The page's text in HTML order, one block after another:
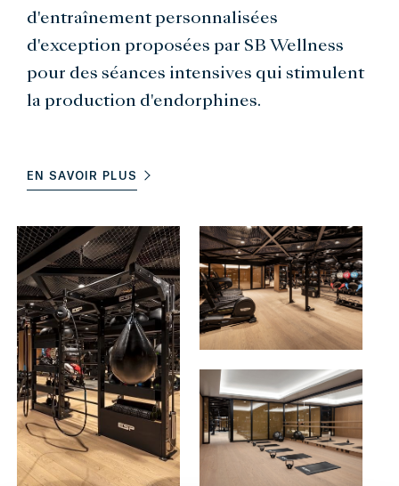
d'entraînement personnalisées
d'exception proposées par SB Wellness
pour des séances intensives qui stimulent
la production d'endorphines.
EN SAVOIR PLUS